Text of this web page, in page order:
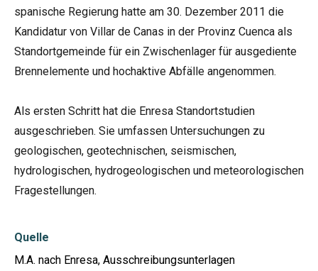
spanische Regierung hatte am 30. Dezember 2011 die
Kandidatur von Villar de Canas in der Provinz Cuenca als
Standortgemeinde für ein Zwischenlager für ausgediente
Brennelemente und hochaktive Abfälle angenommen.
Als ersten Schritt hat die Enresa Standortstudien
ausgeschrieben. Sie umfassen Untersuchungen zu
geologischen, geotechnischen, seismischen,
hydrologischen, hydrogeologischen und meteorologischen
Fragestellungen.
Quelle
M.A. nach Enresa, Ausschreibungsunterlagen